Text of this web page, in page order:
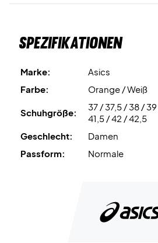
Laufgefühl, das Komfort und
Fühle dich stark auf dem Court –
Farbe:Weiß und Koralle.
Spezifikationen
Marke:
Asics
Farbe:
Orange / Weiß
Schuhgröße:
37 / 37,5 / 38 /
41,5 / 42 / 42,5
Geschlecht:
Damen
Passform:
Normale